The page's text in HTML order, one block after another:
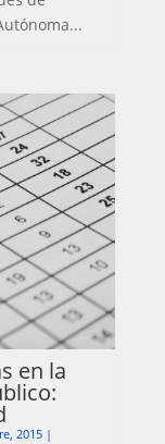
en la
2015|